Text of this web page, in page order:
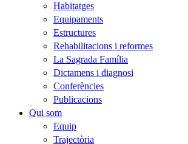
Habitatges
Equipaments
Estructures
Rehabilitacions i reformes
La Sagrada Família
Dictamens i diagnosi
Conferències
Publicacions
Qui som
Equip
Trajectòria